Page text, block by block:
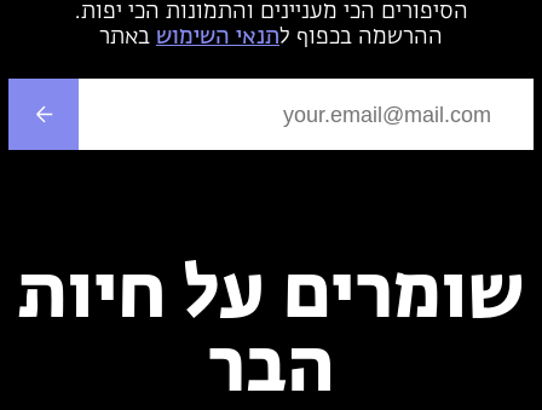
הסיפורים הכי מעניינים והתמונות הכי יפות.
ההרשמה בכפוף לתנאי השימוש באתר
שומרים על חיות
הבר